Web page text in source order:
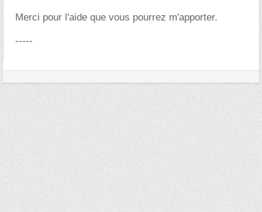
Merci pour l'aide que vous pourrez m'apporter.
-----